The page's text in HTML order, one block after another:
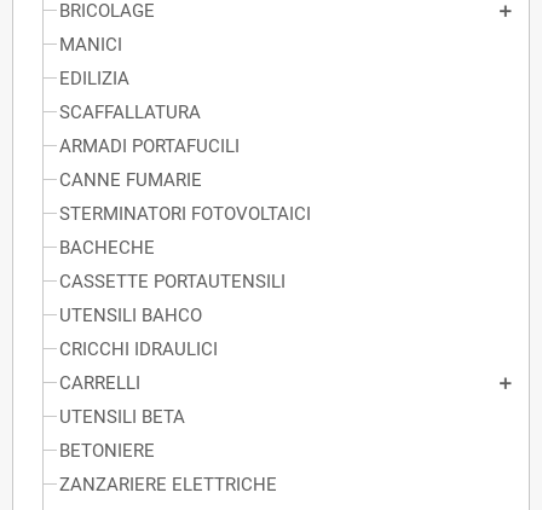
BRICOLAGE
MANICI
EDILIZIA
SCAFFALLATURA
ARMADI PORTAFUCILI
CANNE FUMARIE
STERMINATORI FOTOVOLTAICI
BACHECHE
CASSETTE PORTAUTENSILI
UTENSILI BAHCO
CRICCHI IDRAULICI
CARRELLI
UTENSILI BETA
BETONIERE
ZANZARIERE ELETTRICHE